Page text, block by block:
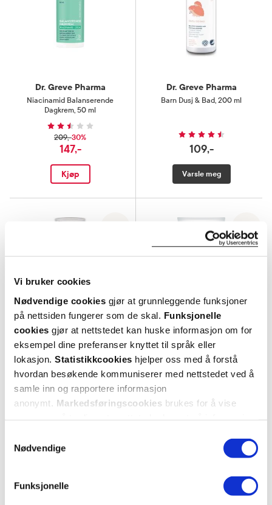
Vi bruker cookies
Nødvendige cookies gjør at grunnleggende funksjoner
på nettsiden fungerer som de skal. Funksjonelle
cookies gjør at nettstedet kan huske informasjon om for
eksempel dine preferanser knyttet til språk eller
lokasjon. Statistikkcookies hjelper oss med å forstå
hvordan besøkende kommuniserer med nettstedet ved å
samle inn og rapportere informasjon
anonymt. Markedsføringscookies brukes for å vise
Nødvendige
Funksjonelle
Dr. Greve Pharma
Niacinamid Balanserende
Dagkrem, 50 ml
209,-30%
147,-
Kjøp
Dr. Greve Pharma
Barn Dusj & Bad, 200 ml
109,-
Varsle meg
Dr. Greve Pharma
Vitamin C Dagkrem SPF 25,50 ml
179,- 30%
126,-
Dr. Greve Pharma
Body Lotion Barn,200 ml
129,-